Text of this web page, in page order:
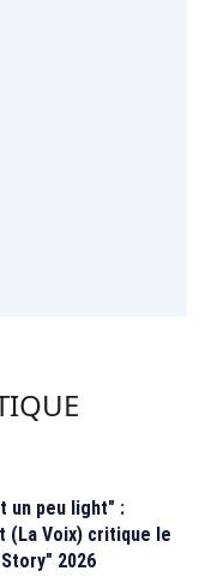
un peu light" :
(La Voix) critique le
2026